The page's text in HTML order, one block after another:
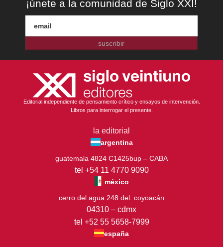
¡únete a la comunidad de Siglo XXI!
suscribir
Editorial independiente de pensamiento crítico y ensayos de intervención.
Libros para interrogar el presente.
la editorial
argentina
guatemala 4824 C1425bup – CABA
tel +54 11 4770 9090
méxico
cerro del agua 248 del. coyoacán
04310 – cdmx
tel +52 55 5658-7999
españa